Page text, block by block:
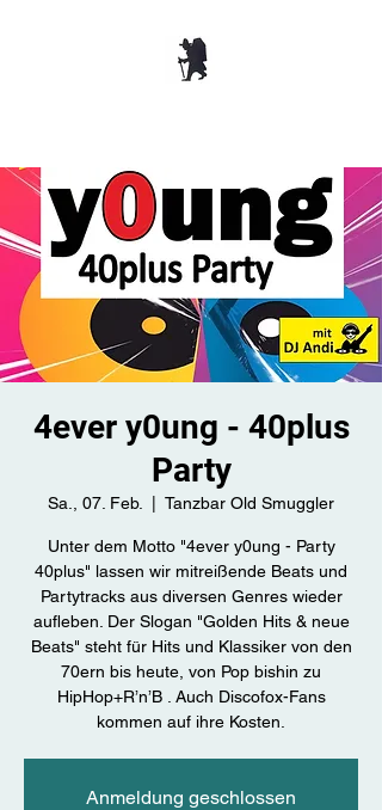
4ever y0ung - 40plus
Party
Sa., 07. Feb. Tanzbar Old Smuggler
Unter dem Motto "4ever y0ung - Party
40plus" lassen wir mitreißende Beats und
Partytracks aus diversen Genres wieder
aufleben. Der Slogan "Golden Hits & neue
Beats" steht für Hits und Klassiker von den
70ern bis heute, von Pop bishin zu
HipHop+R’n’B . Auch Discofox-Fans
kommen auf ihre Kosten.
Anmeldung geschlossen